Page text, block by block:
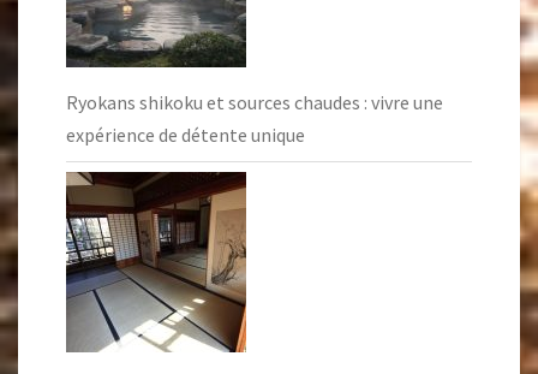
Ryokans shikoku et sources chaudes : vivre une
expérience de détente unique